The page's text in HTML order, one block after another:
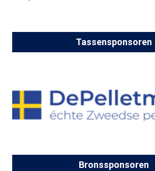
Tassensponsoren
Bronssponsoren